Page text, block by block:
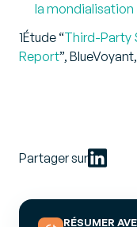
la mondialisation
1Étude “Third-Party
Report”,
Partager sur
RÉSUMER